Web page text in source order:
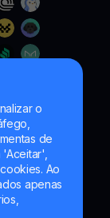
o
de
'Aceitar',
Ao
apenas